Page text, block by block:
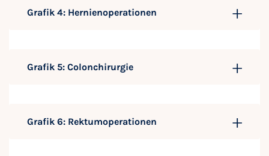
Grafik 4: Hernienoperationen
Grafik 5: Colonchirurgie
Grafik 6: Rektumoperationen